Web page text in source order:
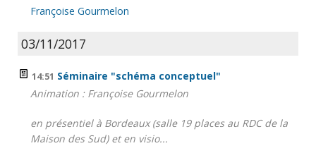
Françoise Gourmelon
03/11/2017
14:51 Séminaire "schéma conceptuel"
Animation : Françoise Gourmelon
en présentiel à Bordeaux (salle 19 places au RDC de la
Maison des Sud) et en visio...